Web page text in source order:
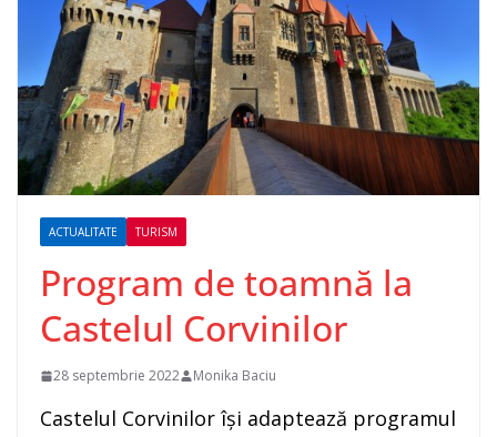
ACTUALITATE TURISM
Program de toamnă la
Castelul Corvinilor
28 septembrie 2022 Monika Baciu
Castelul Corvinilor își adaptează programul